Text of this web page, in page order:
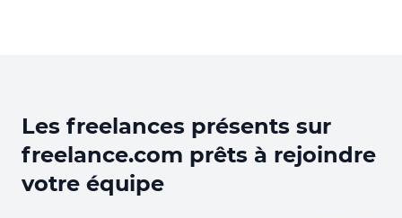
Les freelances présents sur
freelance.com prêts à rejoindre
votre équipe